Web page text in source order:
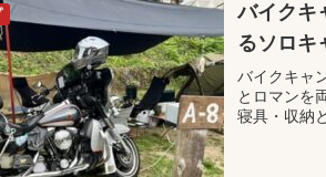
バイクキ
るソロキ
バイクキャ
とロマンを
寝具・収納